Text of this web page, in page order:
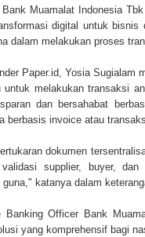
Muamalat Indonesia
digital untuk
dalam melakukan proses
Paper.id, Yosia Sugialam
untuk melakukan transaksi
dan bersahabat
berbasis invoice atau
dokumen
supplier, buyer,
guna," katanya dalam
Banking Officer Bank
yang komprehensif bagi